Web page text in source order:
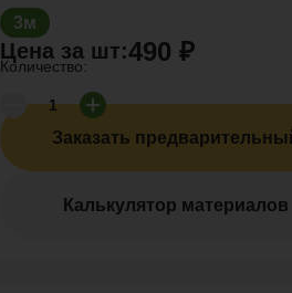
3м
Цена за шт:490 ₽
Количество:
Заказать
Калькулятор материалов